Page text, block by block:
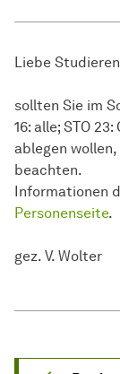
Liebe
sollten Sie im
16: alle; STO
ablegen
beachten.
Informationen
Personenseite.
gez. V. Wolter